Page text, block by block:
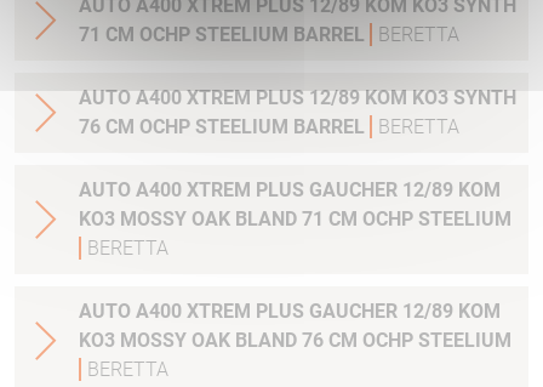
AUTO A400 XTREM PLUS 12/89 KOM KO3 SYNTH
71 CM OCHP STEELIUM BARREL
BERETTA
AUTO A400 XTREM PLUS 12/89 KOM KO3 SYNTH
76 CM OCHP STEELIUM BARREL
BERETTA
AUTO A400 XTREM PLUS GAUCHER 12/89 KOM
KO3 MOSSY OAK BLAND 71 CM OCHP STEELIUM
BERETTA
AUTO A400 XTREM PLUS GAUCHER 12/89 KOM
KO3 MOSSY OAK BLAND 76 CM OCHP STEELIUM
BERETTA